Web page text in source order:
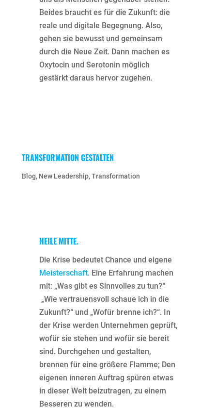
Beides braucht es für die Zukunft: die
reale und digitale Begegnung. Also,
gehen sie bewusst und gemeinsam
durch die Neue Zeit. Dann machen es
Oxytocin und Serotonin möglich
gestärkt daraus hervor zugehen.
TRANSFORMATION GESTALTEN
Blog, New Leadership,Transformation
HEILE MITTE.
Die Krise bedeutet Chance und eigene
Meisterschaft. Eine Erfahrung machen
mit: „Was gibt es Sinnvolles zu tun?“
„Wie vertrauensvoll schaue ich in die
Zukunft?“ und „Wofür brenne ich?“. In
der Krise werden Unternehmen geprüft,
wofür sie stehen und wofür sie bereit
sind. Durchgehen und gestalten,
brennen für eine größere Flamme; Den
eigenen inneren Auftrag spüren etwas
in dieser Welt beizutragen, zu einem
Besseren zu wenden.